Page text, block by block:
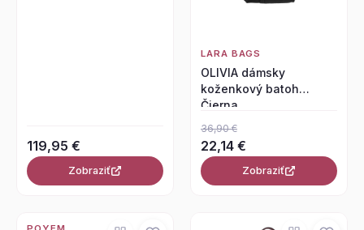
119,95 €
Zobraziť
LARA BAGS
OLIVIA dámsky
koženkový batoh
Čierna
36,90 €
22,14 €
Zobraziť